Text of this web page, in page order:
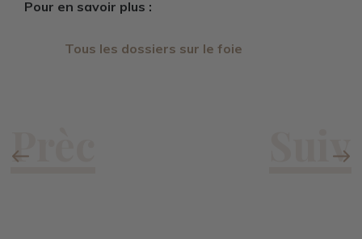
Pour en savoir plus :
Tous les dossiers sur le foie